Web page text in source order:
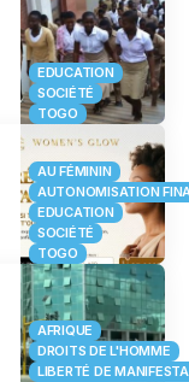
EDUCATION
SOCIÉTÉ
TOGO
AU FÉMININ
AUTONOMISATION
EDUCATION
SOCIÉTÉ
TOGO
AFRIQUE
DROITS DE L'HOMME
LIBERTÉ DE